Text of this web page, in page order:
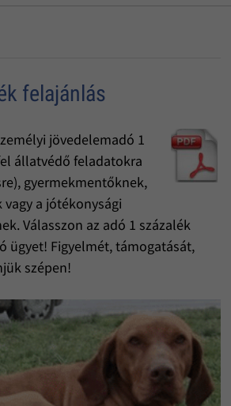
felajánlás
jövedelemadó 1
állatvédő feladatokra
gyermekmentőknek,
a jótékonysági
Válasszon az adó 1 százalék
ügyet! Figyelmét, támogatását,
szépen!